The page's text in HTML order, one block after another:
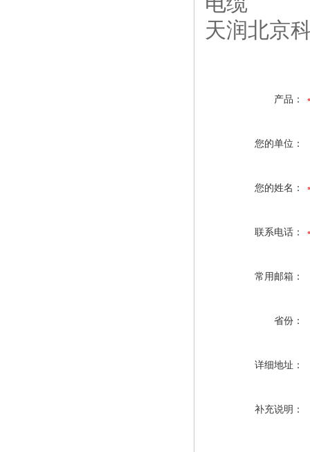
天润北京
产品：
您的单位：
您的姓名：
联系电话：
常用邮箱：
省份：
详细地址：
补充说明：